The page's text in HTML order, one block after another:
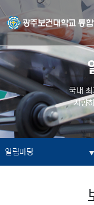
광주보건대학교 통합안전교
국내
지향
알림마당